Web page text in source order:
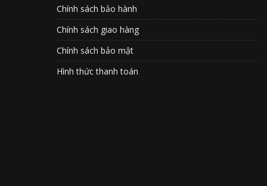
Chính sách bảo hành
Chính sách giao hàng
Chính sách bảo mật
Hình thức thanh toán